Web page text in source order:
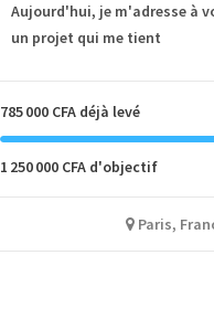
Aujourd'hui, je m'adresse à
un projet qui me tient
785 000 CFA déjà levé
1 250 000 CFA d'objectif
Paris,